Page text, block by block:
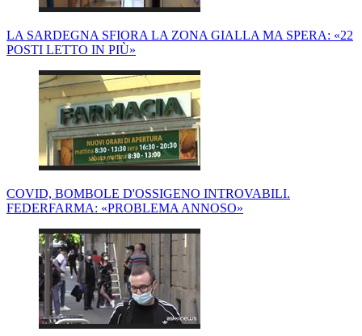
LA SARDEGNA SFIORA LA ZONA GIALLA MA SPERA: «22
POSTI LETTO IN PIÙ»
COVID, BOMBOLE D'OSSIGENO INTROVABILI.
FEDERFARMA: «PROBLEMA ANNOSO»